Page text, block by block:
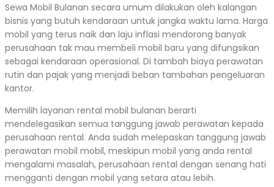
Sewa Mobil Bulanan secara umum dilakukan oleh kalangan
bisnis yang butuh kendaraan untuk jangka waktu lama. Harga
mobil yang terus naik dan laju inflasi mendorong banyak
perusahaan tak mau membeli mobil baru yang difungsikan
sebagai kendaraan operasional. Di tambah biaya perawatan
rutin dan pajak yang menjadi beban tambahan pengeluaran
kantor.
Memilih layanan rental mobil bulanan berarti
mendelegasikan semua tanggung jawab perawatan kepada
perusahaan rental. Anda sudah melepaskan tanggung jawab
perawatan mobil mobil, meskipun mobil yang anda rental
mengalami masalah, perusahaan rental dengan senang hati
mengganti dengan mobil yang setara atau lebih.